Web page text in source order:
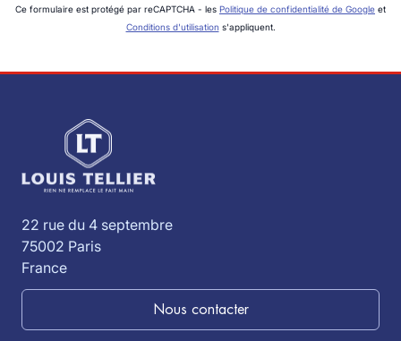
Ce formulaire est protégé par reCAPTCHA - les Politique de confidentialité de Google et
Conditions d'utilisation s'appliquent.
22 rue du 4 septembre
75002 Paris
France
Nous contacter